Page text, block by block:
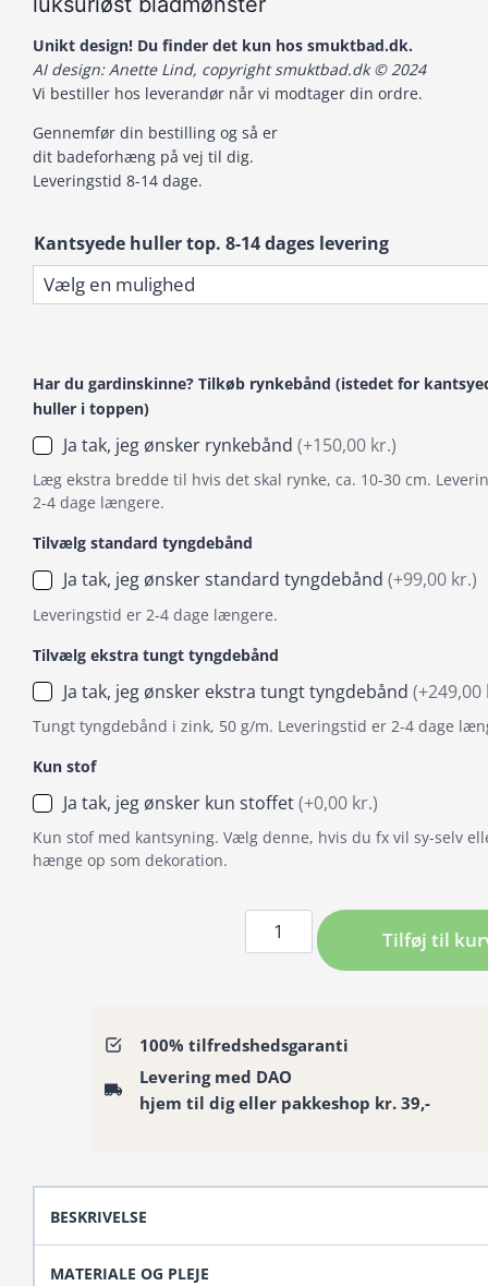
Unikt design! Du finder det kun hos smuktbad.dk.
AI design: Anette Lind, copyright smuktbad.dk © 2024
Vi bestiller hos leverandør når vi modtager din ordre.
Gennemfør din bestilling og så er
dit badeforhæng på vej til dig.
Leveringstid 8-14 dage.
Kantsyede huller top. 8-14 dages levering
Har du gardinskinne? Tilkøb rynkebånd (istedet for
huller i toppen)
Ja tak, jeg ønsker rynkebånd (+150,00 kr.)
Læg ekstra bredde til hvis det skal rynke, ca. 10-30 cm.
2-4 dage længere.
Tilvælg standard tyngdebånd
Ja tak, jeg ønsker standard tyngdebånd (+99,00 kr.)
Leveringstid er 2-4 dage længere.
Tilvælg ekstra tungt tyngdebånd
Ja tak, jeg ønsker ekstra tungt tyngdebånd (+249,00
Tungt tyngdebånd i zink, 50 g/m. Leveringstid er 2-4 dage
Kun stof
Ja tak, jeg ønsker kun stoffet(+0,00 kr.)
Kun stof med kantsyning. Vælg denne, hvis du fx vil sy-selv
hænge op som dekoration.
Badeforhæng
/
Bruseforhæng
bladmønster
antal
Tilføj til
100% tilfredshedsgaranti
Levering med DAO
hjem til dig eller pakkeshop kr. 39,-
BESKRIVELSE
MATERIALE OG PLEJE